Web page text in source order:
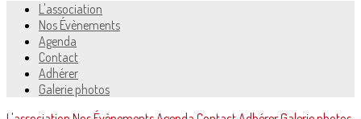
L'association
Nos Évènements
Agenda
Contact
Adhérer
Galerie photos